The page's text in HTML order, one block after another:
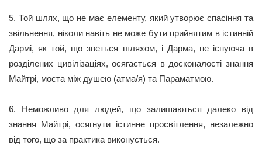
5. Той шлях, що не має елементу, який утворює спасіння та
звільнення, ніколи навіть не може бути прийнятим в істинній
Дармі, як той, що зветься шляхом, і Дарма, не існуюча в
розділених цивілізаціях, осягається в досконалості знання
Майтрі, моста між душею (атма/я) та Параматмою.
6. Неможливо для людей, що залишаються далеко від
знання Майтрі, осягнути істинне просвітлення, незалежно
від того, що за практика виконується.